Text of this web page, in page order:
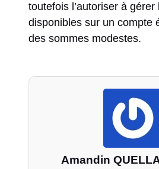
toutefois l’autoriser à gérer
disponibles sur un compte
des sommes modestes.
Amandin